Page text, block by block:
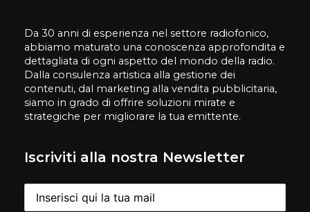
Da 30 anni di esperienza nel settore radiofonico,
abbiamo maturato una conoscenza approfondita e
dettagliata di ogni aspetto del mondo della radio.
Dalla consulenza artistica alla gestione dei
contenuti, dal marketing alla vendita pubblicitaria,
siamo in grado di offrire soluzioni mirate e
strategiche per migliorare la tua emittente.
Iscriviti alla nostra Newsletter